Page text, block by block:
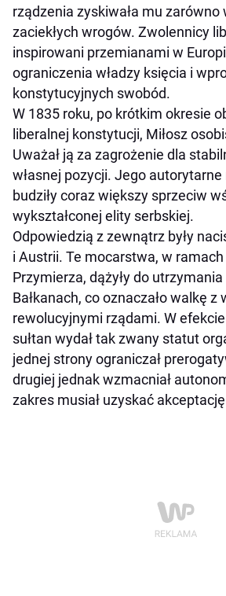
rządzenia zyskiwała mu zarówno
zaciekłych wrogów. Zwolennicy
inspirowani przemianami w
ograniczenia władzy księcia i
konstytucyjnych swobód.
W 1835 roku, po krótkim okresie
liberalnej konstytucji, Miłosz
Uważał ją za zagrożenie dla
własnej pozycji. Jego
budziły coraz większy sprzeciw
wykształconej elity serbskiej.
Odpowiedzią z zewnątrz były
i Austrii. Te mocarstwa, w
Przymierza, dążyły do
Bałkanach, co oznaczało walkę z
rewolucyjnymi rządami. W
sułtan wydał tak zwany statut
jednej strony ograniczał
drugiej jednak wzmacniał
zakres musiał uzyskać